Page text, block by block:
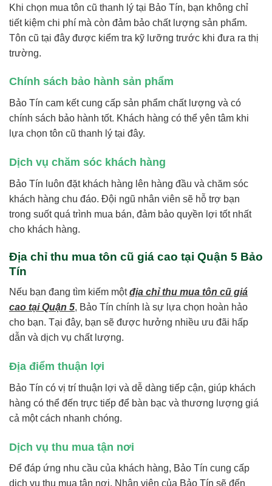
Khi chọn mua tôn cũ thanh lý tại Bảo Tín, bạn không chỉ
tiết kiệm chi phí mà còn đảm bảo chất lượng sản phẩm.
Tôn cũ tại đây được kiểm tra kỹ lưỡng trước khi đưa ra thị
trường.
Chính sách bảo hành sản phẩm
Bảo Tín cam kết cung cấp sản phẩm chất lượng và có
chính sách bảo hành tốt. Khách hàng có thể yên tâm khi
lựa chọn tôn cũ thanh lý tại đây.
Dịch vụ chăm sóc khách hàng
Bảo Tín luôn đặt khách hàng lên hàng đầu và chăm sóc
khách hàng chu đáo. Đội ngũ nhân viên sẽ hỗ trợ bạn
trong suốt quá trình mua bán, đảm bảo quyền lợi tốt nhất
cho khách hàng.
Địa chỉ thu mua tôn cũ giá cao tại Quận 5 Bảo
Tín
Nếu bạn đang tìm kiếm mộtđịa chỉ thu mua tôn cũ giá
cao tại Quận 5, Bảo Tín chính là sự lựa chọn hoàn hảo
cho bạn. Tại đây, bạn sẽ được hưởng nhiều ưu đãi hấp
dẫn và dịch vụ chất lượng.
Địa điểm thuận lợi
Bảo Tín có vị trí thuận lợi và dễ dàng tiếp cận, giúp khách
hàng có thể đến trực tiếp để bàn bạc và thương lượng giá
cả một cách nhanh chóng.
Dịch vụ thu mua tận nơi
Để đáp ứng nhu cầu của khách hàng, Bảo Tín cung cấp
dịch vụ thu mua tận nơi. Nhân viên của Bảo Tín sẽ đến